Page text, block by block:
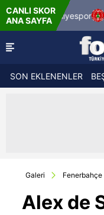
CANLI SKOR
ANA SAYFA
8.8.2026 - Cum
19:00
SON EKLENENLER
Galeri Fenerbahçe
Alex de